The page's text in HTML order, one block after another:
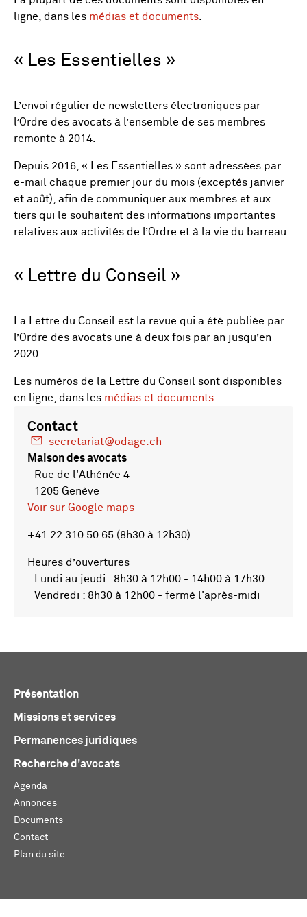
ligne, dans les médias et documents
« Les Essentielles »
L’envoi régulier de newsletters électroniques par
l’Ordre des avocats à l’ensemble de ses membres
remonte à 2014.
Depuis 2016, « Les Essentielles » sont adressées par
e-mail chaque premier jour du mois (exceptés janvier
et août), afin de communiquer aux membres et aux
tiers qui le souhaitent des informations importantes
relatives aux activités de l’Ordre et à la vie du barreau.
« Lettre du Conseil »
La Lettre du Conseil est la revue qui a été publiée par
l’Ordre des avocats une à deux fois par an jusqu’en
2020.
Les numéros de la Lettre du Conseil sont disponibles
en ligne, dans les médias et documents
Contact
secretariat@odage.ch
Maison des avocats
Rue de l'Athénée 4
1205 Genève
Voir sur Google maps
+41 22 310 50 65 (8h30 à 12h30)
Heures d’ouvertures
Lundi au jeudi : 8h30 à 12h00 - 14h00 à 17h30
Vendredi : 8h30 à 12h00 - fermé l'après-midi
Présentation
Missions et services
Permanences juridiques
Recherche d'avocats
Agenda
Annonces
Documents
Contact
Plan du site